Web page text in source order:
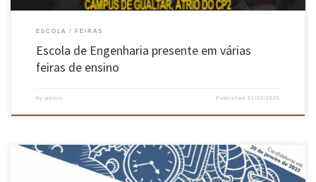
ESCOLA FEIRAS
Escola de Engenharia presente em várias
feiras de ensino
by admin Published31/03/2025